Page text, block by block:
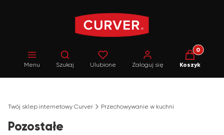
Menu
Otwórz wyszukiwarkę
Szukaj Ulubione Zaloguj się
Produkty
Koszyk
Twój sklep internetowy Curver Przechowywanie w kuchni
Pozostałe